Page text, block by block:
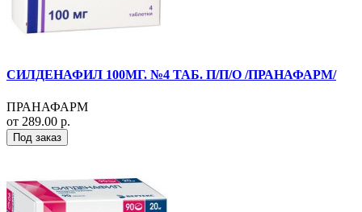
СИЛДЕНАФИЛ 100МГ. №4 ТАБ. П/П/О /ПРАНАФАРМ/
ПРАНАФАРМ
от 289.00 р.
Под заказ